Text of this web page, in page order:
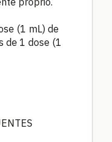
(1 mL) de
de 1 dose (1